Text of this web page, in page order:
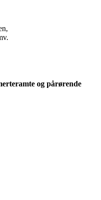
og pårørende